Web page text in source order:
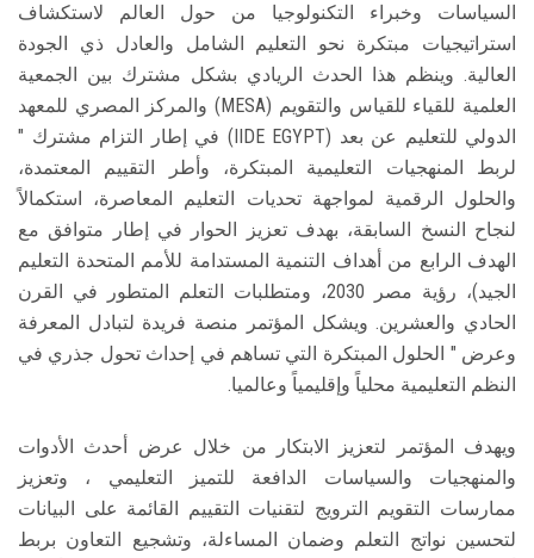
السياسات وخبراء التكنولوجيا من حول العالم لاستكشاف
استراتيجيات مبتكرة نحو التعليم الشامل والعادل ذي الجودة
العالية. وينظم هذا الحدث الريادي بشكل مشترك بين الجمعية
العلمية للقياء للقياس والتقويم (MESA) والمركز المصري للمعهد
الدولي للتعليم عن بعد (IIDE EGYPT) في إطار التزام مشترك "
لربط المنهجيات التعليمية المبتكرة، وأطر التقييم المعتمدة،
والحلول الرقمية لمواجهة تحديات التعليم المعاصرة، استكمالاً
لنجاح النسخ السابقة، بهدف تعزيز الحوار في إطار متوافق مع
الهدف الرابع من أهداف التنمية المستدامة للأمم المتحدة التعليم
الجيد)، رؤية مصر 2030، ومتطلبات التعلم المتطور في القرن
الحادي والعشرين. ويشكل المؤتمر منصة فريدة لتبادل المعرفة
وعرض " الحلول المبتكرة التي تساهم في إحداث تحول جذري في
النظم التعليمية محلياً وإقليمياً وعالميا.
ويهدف المؤتمر لتعزيز الابتكار من خلال عرض أحدث الأدوات
والمنهجيات والسياسات الدافعة للتميز التعليمي ، وتعزيز
ممارسات التقويم الترويج لتقنيات التقييم القائمة على البيانات
لتحسين نواتج التعلم وضمان المساءلة، وتشجيع التعاون بربط